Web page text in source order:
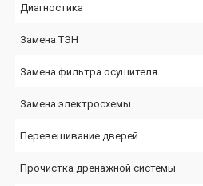
Диагностика
Замена ТЭН
Замена фильтра осушителя
Замена электросхемы
Перевешивание дверей
Прочистка дренажной системы